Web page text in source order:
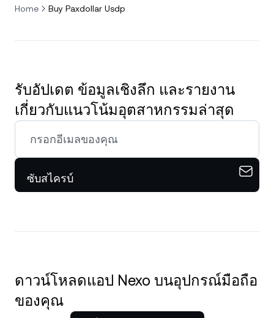
Home Buy Paxdollar Usdp
รับอัปเดต ข้อมูลเชิงลึก และรายงาน
เกี่ยวกับแนวโน้มอุตสาหกรรมล่าสุด
ซับสไครบ์
ดาวน์โหลดแอป Nexo บนอุปกรณ์มือถือ
ของคุณ